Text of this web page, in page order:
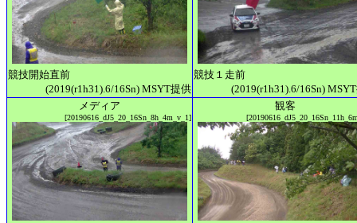
競技開始直前
(2019(r1h31).6/16Sn) MSYT提供
競技１走前
(2019(r1h31).6/16Sn)
メディア
[20190616_dJ5_20_16Sn_8h_4m_v_1]
観客